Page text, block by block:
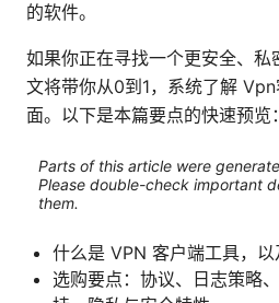
的软件。
如果你正在寻找一个更安全、
文将带你从0到1，系统了解
面。以下是本篇要点的快速预览：
Parts of this article were
Please double-check important
them.
什么是 VPN 客户端工具，
选购要点：协议、日志策略